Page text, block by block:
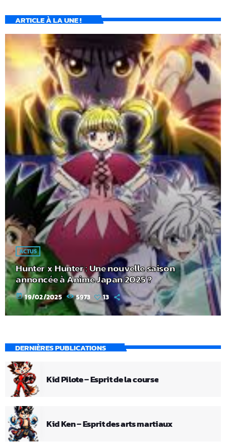
ARTICLE À LA UNE !
ACTUS
Hunter x Hunter : Une nouvelle saison
annoncée à Anime Japan 2025 ?
today 19/02/2025 5973 13
DERNIÈRES PUBLICATIONS
Kid Pilote – Esprit de la course
Kid Ken – Esprit des arts martiaux